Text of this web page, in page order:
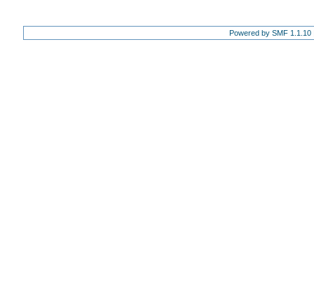
Powered by SMF 1.1.10